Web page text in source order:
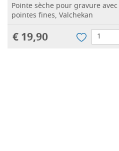
Pointe sèche pour gravure avec
pointes fines, Valchekan
€ 19,90